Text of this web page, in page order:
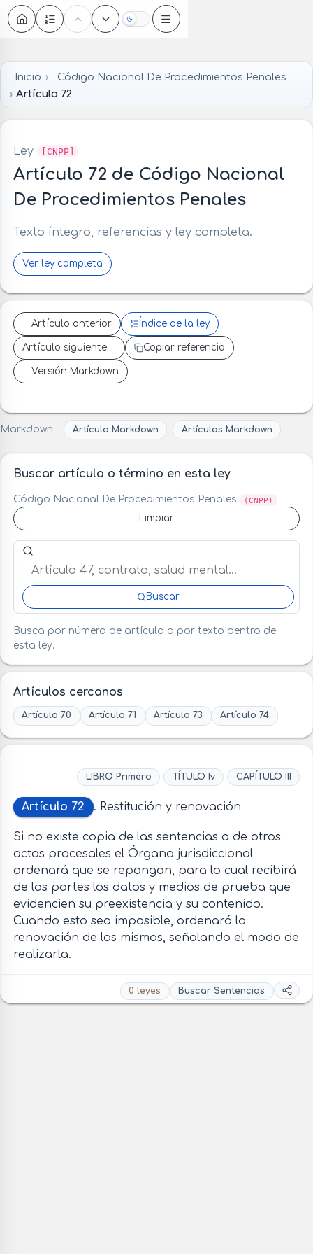
Oscuro
Inicio
Código Nacional De Procedimientos Penales
Artículo 72
Ley [CNPP]
Artículo 72 de Código Nacional
De Procedimientos Penales
Texto íntegro, referencias y ley completa.
Ver ley completa
Artículo anterior Índice de la ley
Artículo siguiente Copiar referencia
Versión Markdown
Markdown: Artículo Markdown Artículos Markdown
Buscar artículo o término en esta ley
Código Nacional De Procedimientos Penales (CNPP)
Limpiar
Buscar artículo o término en esta ley
Buscar
Busca por número de artículo o por texto dentro de
esta ley.
Artículos cercanos
Artículo 70 Artículo 71 Artículo 73 Artículo 74
LIBRO Primero TÍTULO Iv CAPÍTULO III
Artículo 72 . Restitución y renovación
Si no existe copia de las sentencias o de otros
actos procesales el Órgano jurisdiccional
ordenará que se repongan, para lo cual recibirá
de las partes los datos y medios de prueba que
evidencien su preexistencia y su contenido.
Cuando esto sea imposible, ordenará la
renovación de los mismos, señalando el modo de
realizarla.
0 leyes Buscar Sentencias